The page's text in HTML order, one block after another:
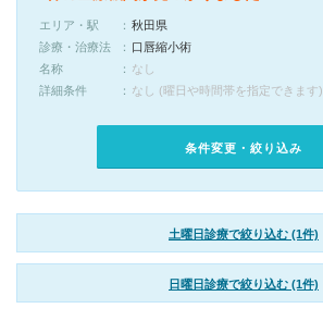
エリア・駅
秋田県
診療・治療法
口唇縮小術
名称
なし
詳細条件
なし (曜日や時間帯を指定できます)
条件変更・絞り込み
土曜日診療で絞り込む (1件)
日曜日診療で絞り込む (1件)